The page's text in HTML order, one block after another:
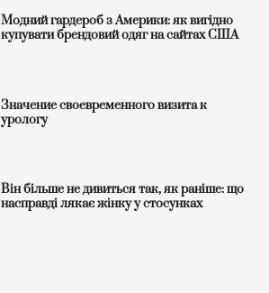
Модний гардероб з Америки: як вигідно
купувати брендовий одяг на сайтах США
Значение своевременного визита к
урологу
Він більше не дивиться так, як раніше: що
насправді лякає жінку у стосунках